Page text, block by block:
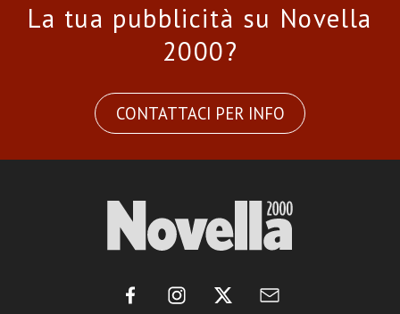
La tua pubblicità su Novella
2000?
CONTATTACI PER INFO